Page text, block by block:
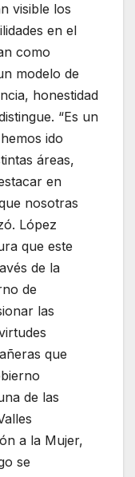
visible los
en el
como
modelo de
honestidad
“Es un
ido
áreas,
en
nosotras
López
que este
de la
de
las
que
de las
a la Mujer,
se